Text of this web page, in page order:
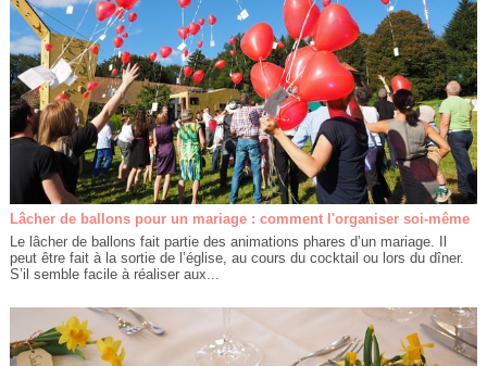
Lâcher de ballons pour un mariage : comment l'organiser soi-même
Le lâcher de ballons fait partie des animations phares d’un mariage. Il
peut être fait à la sortie de l’église, au cours du cocktail ou lors du dîner.
S’il semble facile à réaliser aux...